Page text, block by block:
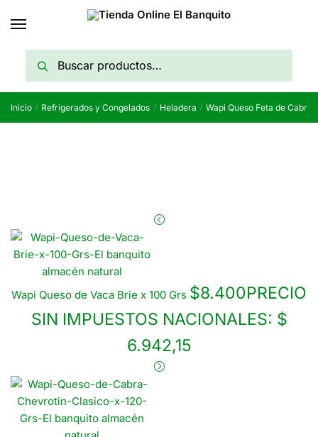
por:
Buscar
Inicio / Refrigerados y Congelados / Heladera / Wapi Queso Feta de Cabra
Wapi Queso de Vaca Brie x 100 Grs $8.400PRECIO
SIN IMPUESTOS NACIONALES: $
6.942,15